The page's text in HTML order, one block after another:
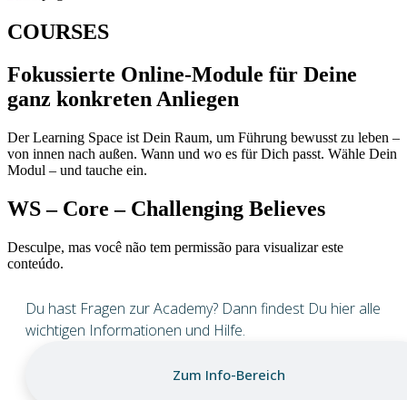
COURSES
Fokussierte Online-Module für Deine
ganz konkreten Anliegen
Der Learning Space ist Dein Raum, um Führung bewusst zu leben –
von innen nach außen. Wann und wo es für Dich passt. Wähle Dein
Modul – und tauche ein.
WS – Core – Challenging Believes
Desculpe, mas você não tem permissão para visualizar este
conteúdo.
Du hast Fragen zur Academy? Dann findest Du hier alle
wichtigen Informationen und Hilfe.
Zum Info-Bereich